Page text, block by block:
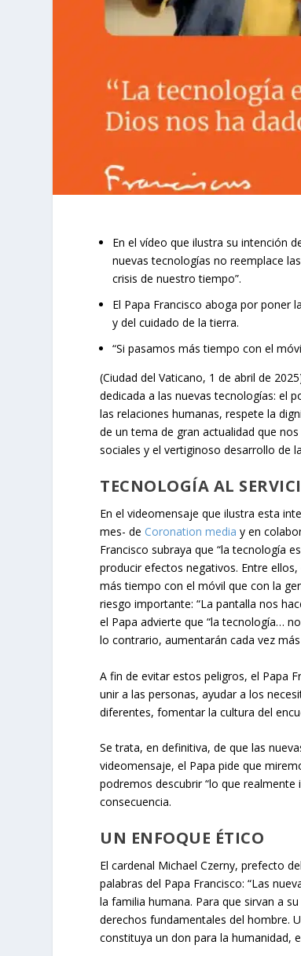
En el vídeo que ilustra su intención
nuevas tecnologías no reemplace
crisis de nuestro tiempo”.
El Papa Francisco aboga por poner
y del cuidado de la tierra.
“Si pasamos más tiempo con el
(Ciudad del Vaticano, 1 de abril de
dedicada a las nuevas tecnologías: el
las relaciones humanas, respete la
de un tema de gran actualidad que
sociales y el vertiginoso desarrollo de
TECNOLOGÍA AL
En el videomensaje que ilustra esta
mes- de Coronation media y en
Francisco subraya que “la tecnología
producir efectos negativos. Entre
más tiempo con el móvil que con la
riesgo importante: “La pantalla nos
el Papa advierte que “la tecnología…
lo contrario, aumentarán cada vez
A fin de evitar estos peligros, el Papa
unir a las personas, ayudar a los
diferentes, fomentar la cultura del
Se trata, en definitiva, de que las
videomensaje, el Papa pide que
podremos descubrir “lo que
consecuencia.
UN ENFOQUE ÉTICO
El cardenal Michael Czerny, prefecto
palabras del Papa Francisco: “Las
la familia humana. Para que sirvan a
derechos fundamentales del hombre.
constituya un don para la humanidad,